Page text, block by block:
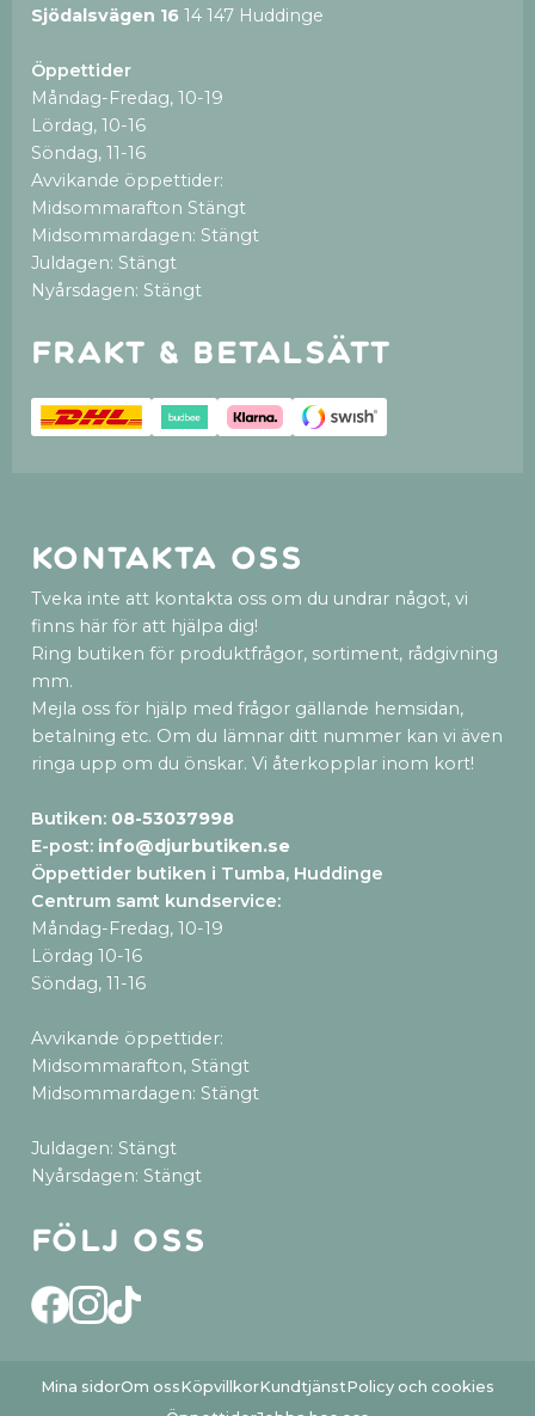
Sjödalsvägen 16 14 147 Huddinge
Öppettider
Måndag-Fredag, 10-19
Lördag, 10-16
Söndag, 11-16
Avvikande öppettider:
Midsommarafton Stängt
Midsommardagen: Stängt
Juldagen: Stängt
Nyårsdagen: Stängt
Frakt & betalsätt
Kontakta oss
Tveka inte att kontakta oss om du undrar något, vi
finns här för att hjälpa dig!
Ring butiken för produktfrågor, sortiment, rådgivning
mm.
Mejla oss för hjälp med frågor gällande hemsidan,
betalning etc. Om du lämnar ditt nummer kan vi även
ringa upp om du önskar. Vi återkopplar inom kort!
Butiken: 08-53037998
E-post: info@djurbutiken.se
Öppettider butiken i Tumba, Huddinge
Centrum samt kundservice:
Måndag-Fredag, 10-19
Lördag 10-16
Söndag, 11-16
Avvikande öppettider:
Midsommarafton, Stängt
Midsommardagen: Stängt
Juldagen: Stängt
Nyårsdagen: Stängt
Följ oss
Mina sidorOm ossKöpvillkorKundtjänstPolicy och cookies